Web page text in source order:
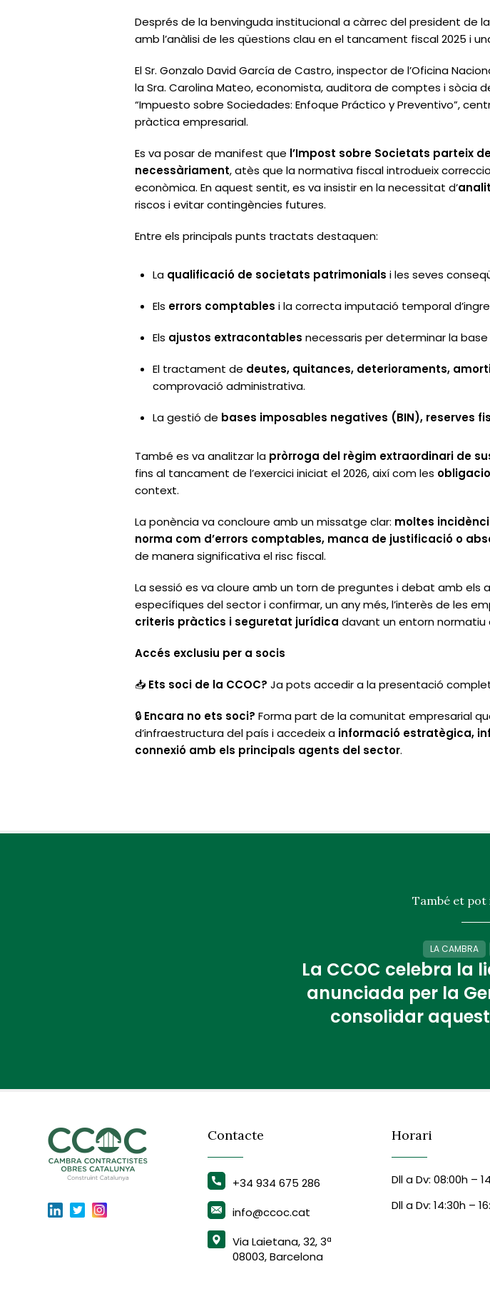
Després de la benvinguda institucional a càrrec del president de
amb l’anàlisi de les qüestions clau en el tancament fiscal 2025 i
El Sr. Gonzalo David García de Castro, inspector de l’Oficina
la Sra. Carolina Mateo, economista, auditora de comptes i sòcia de
“Impuesto sobre Sociedades: Enfoque Práctico y Preventivo”,
pràctica empresarial.
Es va posar de manifest que l’Impost sobre Societats parteix
necessàriament, atès que la normativa fiscal introdueix
econòmica. En aquest sentit, es va insistir en la necessitat d’
riscos i evitar contingències futures.
Entre els principals punts tractats destaquen:
La qualificació de societats patrimonials i les seves
Els errors comptables i la correcta imputació temporal
Els ajustos extracontables necessaris per determinar la
El tractament de deutes, quitances, deterioraments,
comprovació administrativa.
La gestió de bases imposables negatives (BIN), reserves
També es va analitzar la pròrroga del règim extraordinari de
fins al tancament de l’exercici iniciat el 2026, així com les
context.
La ponència va concloure amb un missatge clar: moltes
norma com d’errors comptables, manca de justificació o
de manera significativa el risc fiscal.
La sessió es va cloure amb un torn de preguntes i debat amb
específiques del sector i confirmar, un any més, l’interès de les
criteris pràctics i seguretat jurídica davant un entorn
Accés exclusiu per a socis
📥 Ets soci de la CCOC? Ja pots accedir a la presentació
🔒 Encara no ets soci? Forma part de la comunitat empresarial
d’infraestructura del país i accedeix a informació estratègica,
connexió amb els principals agents del sector.
També et
LA CAMBRA
La CCOC celebra la
anunciada per la
consolidar
Contacte
+34 934 675 286
info@ccoc.cat
Via Laietana, 32, 3ª
08003, Barcelona
Horari
Dll a Dv: 08:00h –
Dll a Dv: 14:30h –